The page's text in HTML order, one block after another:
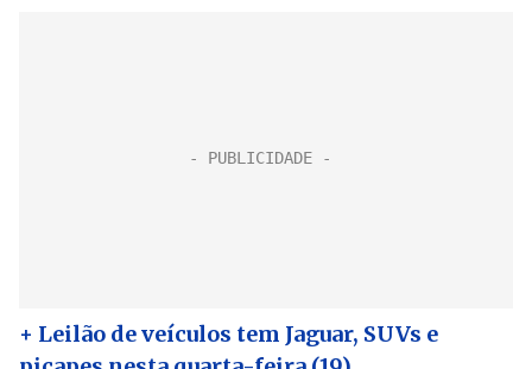
+ Leilão de veículos tem Jaguar, SUVs e